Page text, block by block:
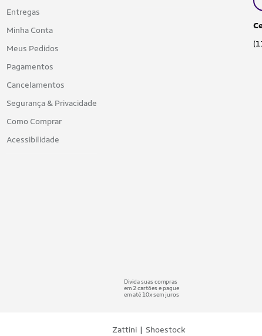
Entregas
Minha Conta
Meus Pedidos
Pagamentos
Cancelamentos
Segurança & Privacidade
Como Comprar
Acessibilidade
Divida suas compras
em 2 cartões e pague
em até 10x sem juros
Zattini | Shoestock